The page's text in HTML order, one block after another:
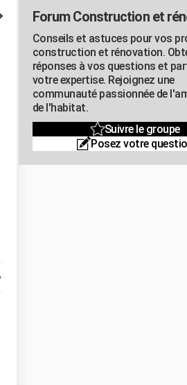
Forum Construction et
Conseils et astuces pour vos
construction et rénovation.
réponses à vos questions et
votre expertise. Rejoignez une
communauté passionnée de
de l'habitat.
Suivre le groupe
Posez votre